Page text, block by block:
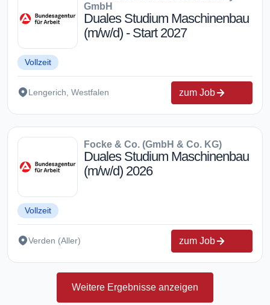
GmbH
Duales Studium Maschinenbau
(m/w/d) - Start 2027
Vollzeit
Lengerich, Westfalen zum Job
Focke & Co. (GmbH & Co. KG)
Duales Studium Maschinenbau
(m/w/d) 2026
Vollzeit
Verden (Aller) zum Job
Weitere Ergebnisse anzeigen